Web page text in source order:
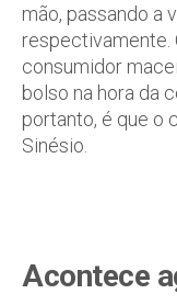
mão, passando a
respectivamente.
consumidor
bolso na hora da
portanto, é que o
Sinésio.
Acontece